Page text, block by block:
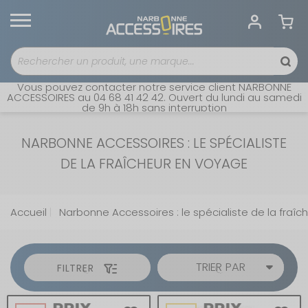
Vous pouvez contacter notre service client NARBONNE
ACCESSOIRES au 04 68 41 42 42. Ouvert du lundi au samedi
de 9h à 18h sans interruption
NARBONNE ACCESSOIRES : LE SPÉCIALISTE
DE LA FRAÎCHEUR EN VOYAGE
Accueil Narbonne Accessoires : le spécialiste de la
FILTRER TRIER PAR